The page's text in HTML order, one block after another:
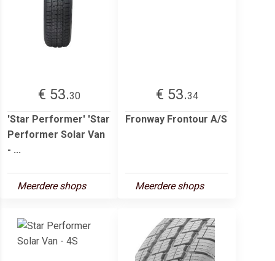
€ 53.30
'Star Performer' 'Star
Performer Solar Van
- ...
Meerdere shops
€ 53.34
Fronway Frontour A/S
Meerdere shops